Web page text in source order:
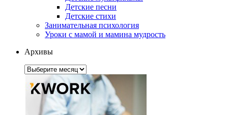
Детские песни
Детские стихи
Занимательная психология
Уроки с мамой и мамина мудрость
Архивы
Архивы